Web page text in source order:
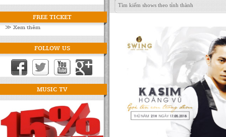
FREE TICKET
≫ Xem thêm
FOLLOW US
MUSIC TV